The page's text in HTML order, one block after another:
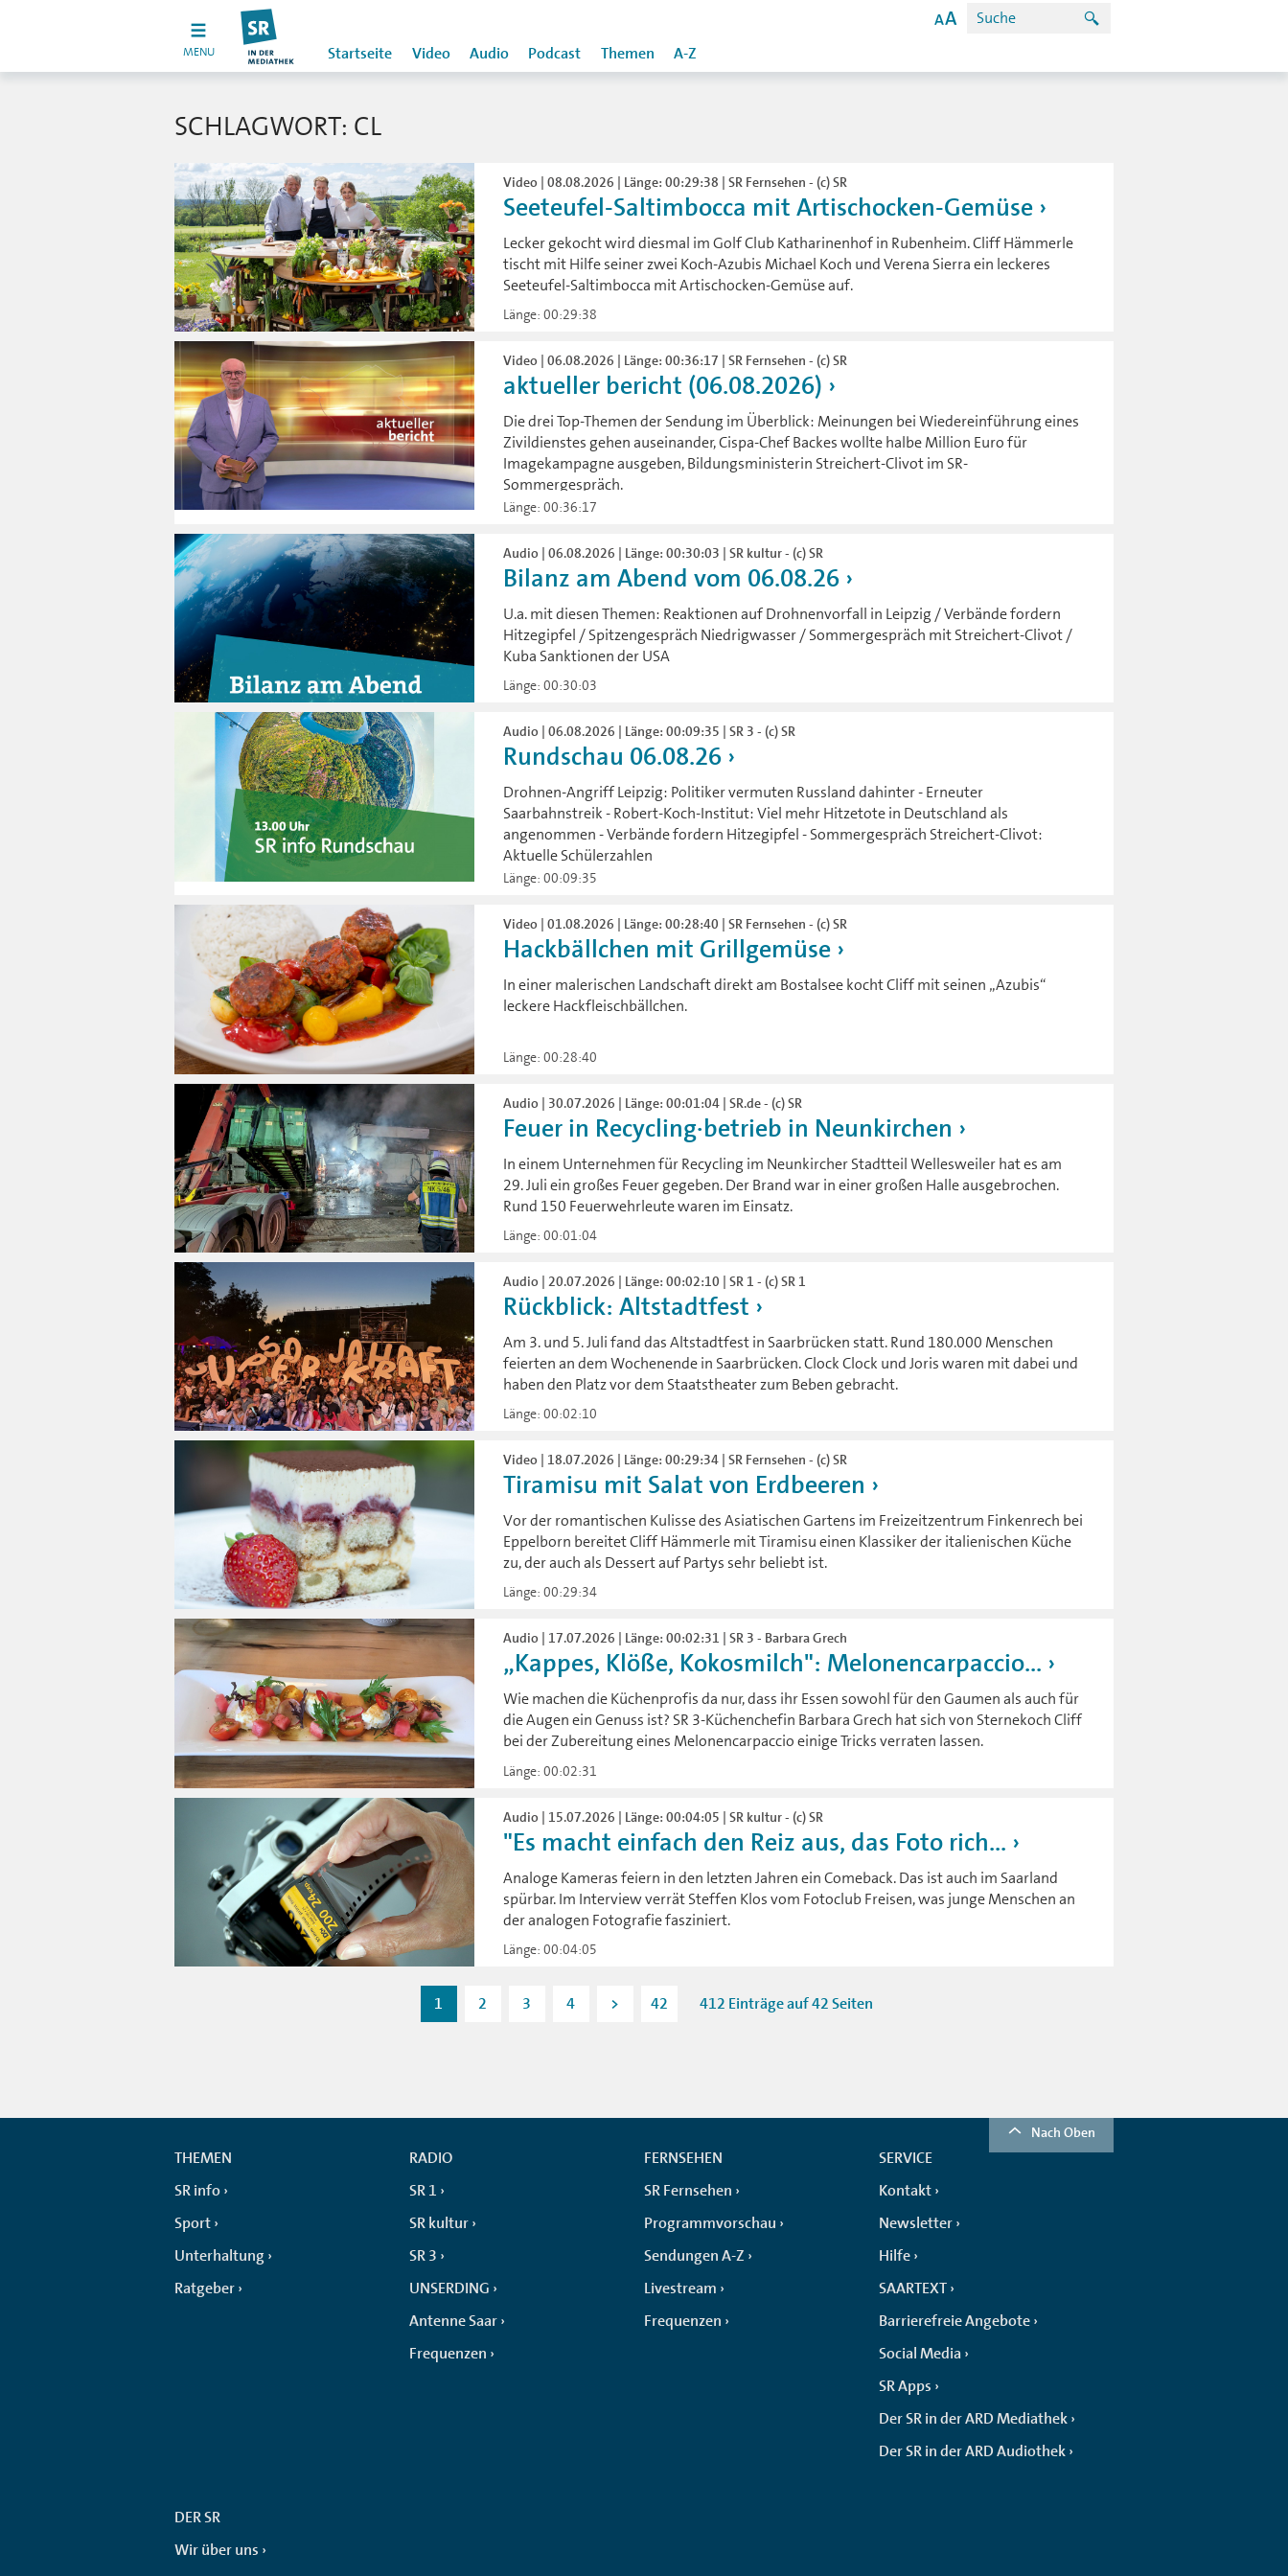
MENU Startseite Video Audio Podcast Themen A-Z
SCHLAGWORT: CL
Video | 08.08.2026 | Länge: 00:29:38 | SR Fernsehen - (c) SR
Seeteufel-Saltimbocca mit Artischocken-Gemüse
Lecker gekocht wird diesmal im Golf Club Katharinenhof in Rubenheim. Cliff Hämmerle
tischt mit Hilfe seiner zwei Koch-Azubis Michael Koch und Verena Sierra ein leckeres
Seeteufel-Saltimbocca mit Artischocken-Gemüse auf.
Länge: 00:29:38
Video | 06.08.2026 | Länge: 00:36:17 | SR Fernsehen - (c) SR
aktueller bericht (06.08.2026)
Die drei Top-Themen der Sendung im Überblick: Meinungen bei Wiedereinführung eines
Zivildienstes gehen auseinander, Cispa-Chef Backes wollte halbe Million Euro für
Imagekampagne ausgeben, Bildungsministerin Streichert-Clivot im SR-
Sommergespräch.
Länge: 00:36:17
Audio | 06.08.2026 | Länge: 00:30:03 | SR kultur - (c) SR
Bilanz am Abend vom 06.08.26
U.a. mit diesen Themen: Reaktionen auf Drohnenvorfall in Leipzig / Verbände fordern
Hitzegipfel / Spitzengespräch Niedrigwasser / Sommergespräch mit Streichert-Clivot /
Kuba Sanktionen der USA
Länge: 00:30:03
Audio | 06.08.2026 | Länge: 00:09:35 | SR 3 - (c) SR
Rundschau 06.08.26
Drohnen-Angriff Leipzig: Politiker vermuten Russland dahinter - Erneuter
Saarbahnstreik - Robert-Koch-Institut: Viel mehr Hitzetote in Deutschland als
angenommen - Verbände fordern Hitzegipfel - Sommergespräch Streichert-Clivot:
Aktuelle Schülerzahlen
Länge: 00:09:35
Video | 01.08.2026 | Länge: 00:28:40 | SR Fernsehen - (c) SR
Hackbällchen mit Grillgemüse
In einer malerischen Landschaft direkt am Bostalsee kocht Cliff mit seinen „Azubis“
leckere Hackfleischbällchen.
Länge: 00:28:40
Audio | 30.07.2026 | Länge: 00:01:04 | SR.de - (c) SR
Feuer in Recycling·betrieb in Neunkirchen
In einem Unternehmen für Recycling im Neunkircher Stadtteil Wellesweiler hat es am
29. Juli ein großes Feuer gegeben. Der Brand war in einer großen Halle ausgebrochen.
Rund 150 Feuerwehrleute waren im Einsatz.
Länge: 00:01:04
Audio | 20.07.2026 | Länge: 00:02:10 | SR 1 - (c) SR 1
Rückblick: Altstadtfest
Am 3. und 5. Juli fand das Altstadtfest in Saarbrücken statt. Rund 180.000 Menschen
feierten an dem Wochenende in Saarbrücken. Clock Clock und Joris waren mit dabei und
haben den Platz vor dem Staatstheater zum Beben gebracht.
Länge: 00:02:10
Video | 18.07.2026 | Länge: 00:29:34 | SR Fernsehen - (c) SR
Tiramisu mit Salat von Erdbeeren
Vor der romantischen Kulisse des Asiatischen Gartens im Freizeitzentrum Finkenrech bei
Eppelborn bereitet Cliff Hämmerle mit Tiramisu einen Klassiker der italienischen Küche
zu, der auch als Dessert auf Partys sehr beliebt ist.
Länge: 00:29:34
Audio | 17.07.2026 | Länge: 00:02:31 | SR 3 - Barbara Grech
„Kappes, Klöße, Kokosmilch": Melonencarpaccio...
Wie machen die Küchenprofis da nur, dass ihr Essen sowohl für den Gaumen als auch für
die Augen ein Genuss ist? SR 3-Küchenchefin Barbara Grech hat sich von Sternekoch Cliff
bei der Zubereitung eines Melonencarpaccio einige Tricks verraten lassen.
Länge: 00:02:31
Audio | 15.07.2026 | Länge: 00:04:05 | SR kultur - (c) SR
"Es macht einfach den Reiz aus, das Foto rich...
Analoge Kameras feiern in den letzten Jahren ein Comeback. Das ist auch im Saarland
spürbar. Im Interview verrät Steffen Klos vom Fotoclub Freisen, was junge Menschen an
der analogen Fotografie fasziniert.
Länge: 00:04:05
1 2 3 4 > 42 412 Einträge auf 42 Seiten
Nach Oben
THEMEN
SR info
Sport
Unterhaltung
Ratgeber
RADIO
SR 1
SR kultur
SR 3
UNSERDING
Antenne Saar
Frequenzen
FERNSEHEN
SR Fernsehen
Programmvorschau
Sendungen A-Z
Livestream
Frequenzen
SERVICE
Kontakt
Newsletter
Hilfe
SAARTEXT
Barrierefreie Angebote
Social Media
SR Apps
Der SR in der ARD Mediathek
Der SR in der ARD Audiothek
DER SR
Wir über uns